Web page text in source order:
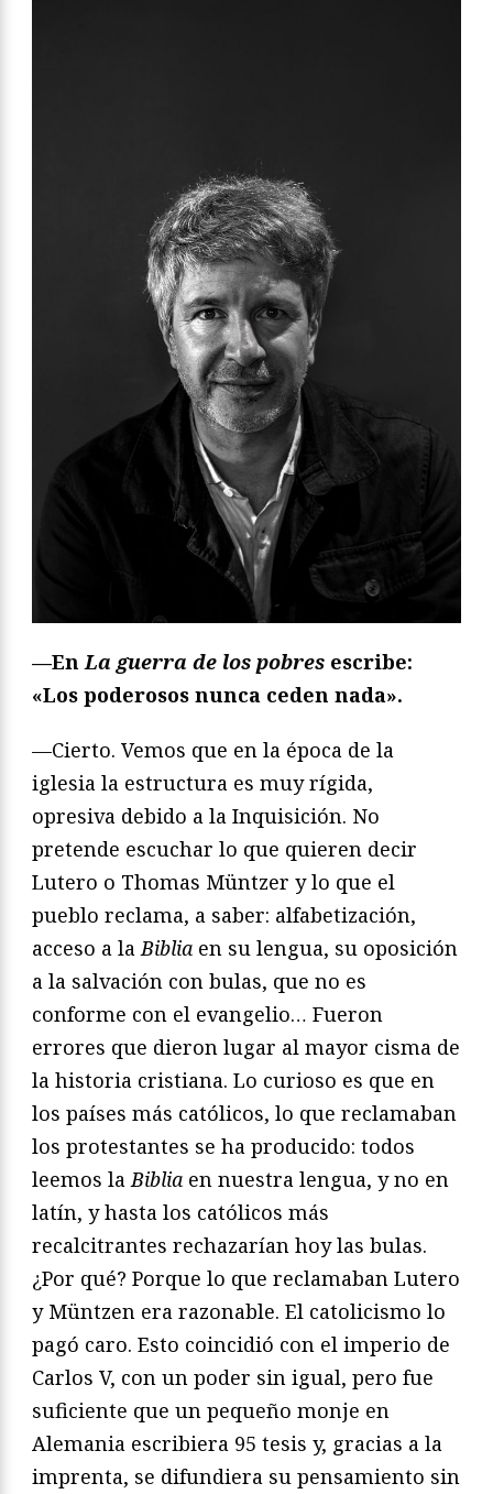
—EnLa guerra de los pobres escribe:
«Los poderosos nunca ceden nada».
—Cierto. Vemos que en la época de la
iglesia la estructura es muy rígida,
opresiva debido a la Inquisición. No
pretende escuchar lo que quieren decir
Lutero o Thomas Müntzer y lo que el
pueblo reclama, a saber: alfabetización,
acceso a laBiblia en su lengua, su oposición
a la salvación con bulas, que no es
conforme con el evangelio… Fueron
errores que dieron lugar al mayor cisma de
la historia cristiana. Lo curioso es que en
los países más católicos, lo que reclamaban
los protestantes se ha producido: todos
leemos laBiblia en nuestra lengua, y no en
latín, y hasta los católicos más
recalcitrantes rechazarían hoy las bulas.
¿Por qué? Porque lo que reclamaban Lutero
y Müntzen era razonable. El catolicismo lo
pagó caro. Esto coincidió con el imperio de
Carlos V, con un poder sin igual, pero fue
suficiente que un pequeño monje en
Alemania escribiera 95 tesis y, gracias a la
imprenta, se difundiera su pensamiento sin